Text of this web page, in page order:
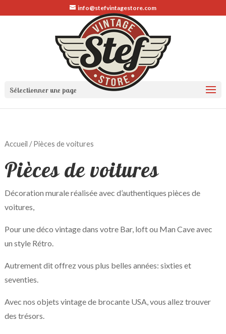
info@stefvintagestore.com
Sélectionner une page
Accueil / Pièces de voitures
Pièces de voitures
Décoration murale réalisée avec d’authentiques pièces de
voitures,
Pour une déco vintage dans votre Bar, loft ou Man Cave avec
un style Rétro.
Autrement dit offrez vous plus belles années: sixties et
seventies.
Avec nos objets vintage de brocante USA, vous allez trouver
des trésors.